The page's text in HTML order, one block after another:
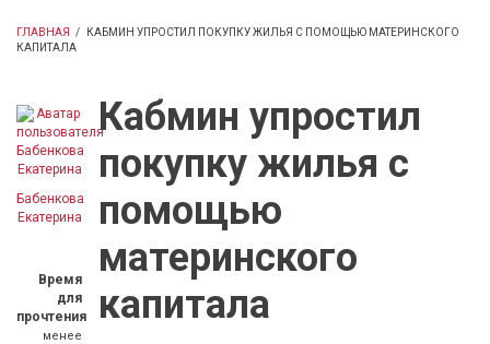
ГЛАВНАЯ /
КАБМИН УПРОСТИЛ ПОКУПКУ ЖИЛЬЯ С ПОМОЩЬЮ МАТЕРИНСКОГО
КАПИТАЛА
Бабенкова
Екатерина
Время
для
прочтения
менее
Кабмин упростил
покупку жилья с
помощью
материнского
капитала